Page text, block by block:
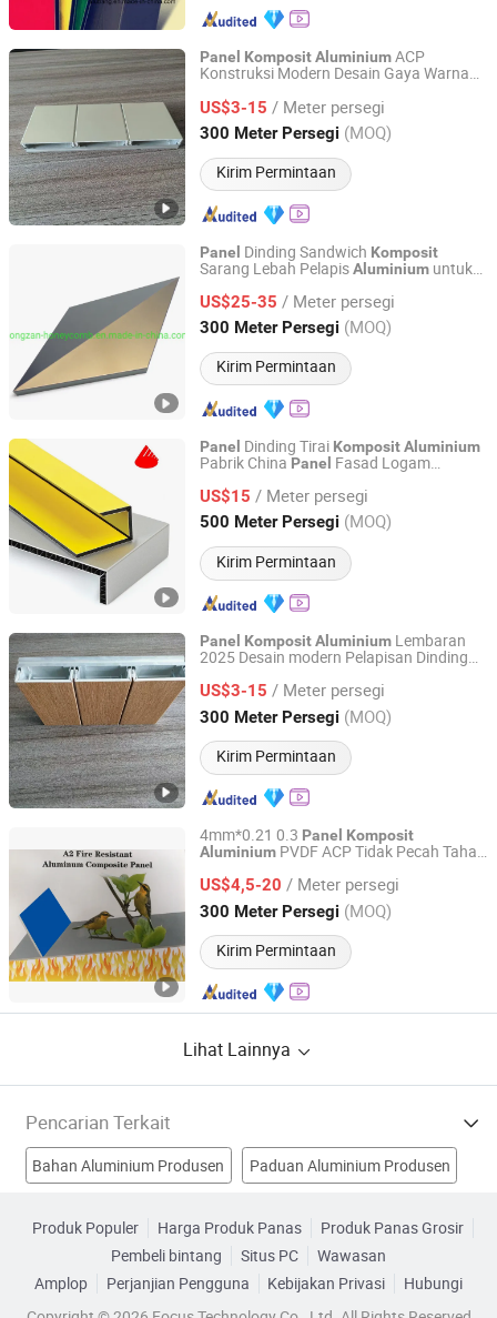
Panel KompositAluminiumACP
Konstruksi Modern Desain Gaya Warna
US$3-15 / Meter persegi
300 Meter Persegi (MOQ)
Kirim Permintaan
Shandong Alserfull Construction Materials Co., Ltd.
Shandong, China Harga mulai 2025
Panel Dinding Sandwich Komposit
Sarang Lebah PelapisAluminium untuk
US$25-35 / Meter persegi
300 Meter Persegi (MOQ)
Kirim Permintaan
FoShan HongZan Building Materials Co., Ltd.
Guangdong, China Harga mulai 2012
Panel Dinding Tirai KompositAluminium
Pabrik China Panel Fasad Logam
US$15 / Meter persegi
500 Meter Persegi (MOQ)
Kirim Permintaan
Zhejiang Geely Decorating Materials Co., Ltd.
Zhejiang, China Harga mulai 2005
Panel KompositAluminium Lembaran
2025 Desain modern Pelapisan Dinding
US$3-15 / Meter persegi
300 Meter Persegi (MOQ)
Kirim Permintaan
Shandong Alserfull Construction Materials Co., Ltd.
Shandong, China Harga mulai 2025
4mm*0.21 0.3 Panel Komposit
Aluminium PVDF ACP Tidak Pecah Tahan
Bangunan
US$4,5-20 / Meter persegi
300 Meter Persegi (MOQ)
Kirim Permintaan
Guangzhou Goodsense Decorative Building Materials Co.,
Guangdong, China Harga mulai 2019
Lihat Lainnya
Pencarian Terkait
Bahan Aluminium Produsen Paduan Aluminium Produsen
Bahan Komposit Aluminium Produsen
Produk Populer Harga Produk Panas
Produk Panas Grosir
Pembeli bintang
Situs PC
Wawasan
Amplop
Perjanjian Pengguna Kebijakan Privasi
Hubungi